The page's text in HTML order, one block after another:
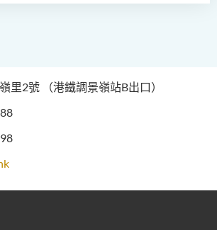
里2號
（港鐵調景嶺站B出口）